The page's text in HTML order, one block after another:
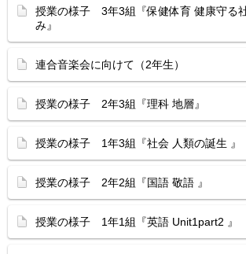
授業の様子 3年3組『保健体育 健康守る
み』
連合音楽会に向けて（2年生）
授業の様子 2年3組『理科 地層』
授業の様子 1年3組『社会 人類の誕生 』
授業の様子 2年2組『国語 敬語 』
授業の様子 1年1組『英語 Unit1part2 』